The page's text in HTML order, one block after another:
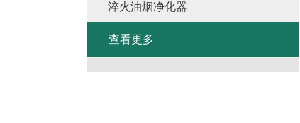
淬火油烟净化器
查看更多